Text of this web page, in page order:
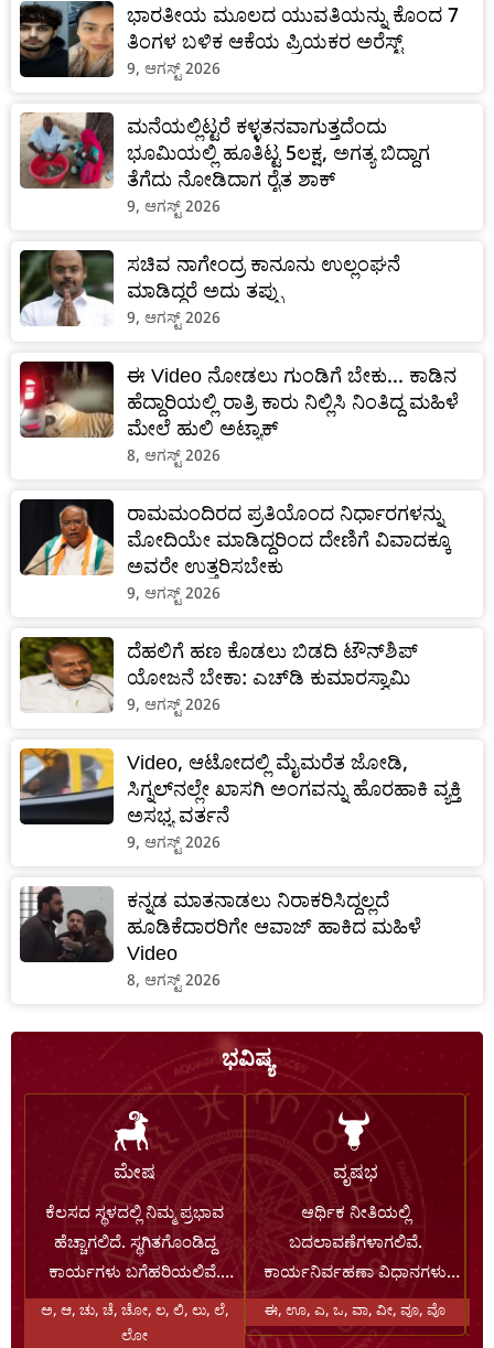
ಭಾರತೀಯ ಮೂಲದ ಯುವತಿಯನ್ನು ಕೊಂದ 7
ತಿಂಗಳ ಬಳಿಕ ಆಕೆಯ ಪ್ರಿಯಕರ ಅರೆಸ್ಟ್‌
9, ಆಗಸ್ಟ್ 2026
ಮನೆಯಲ್ಲಿಟ್ಟರೆ ಕಳ್ಳತನವಾಗುತ್ತದೆಂದು
ಭೂಮಿಯಲ್ಲಿ ಹೂತಿಟ್ಟ 5ಲಕ್ಷ, ಅಗತ್ಯ ಬಿದ್ದಾಗ
ತೆಗೆದು ನೋಡಿದಾಗ ರೈತ ಶಾಕ್
9, ಆಗಸ್ಟ್ 2026
ಸಚಿವ ನಾಗೇಂದ್ರ ಕಾನೂನು ಉಲ್ಲಂಘನೆ
ಮಾಡಿದ್ದರೆ ಅದು ತಪ್ಪು
9, ಆಗಸ್ಟ್ 2026
ಈ Video ನೋಡಲು ಗುಂಡಿಗೆ ಬೇಕು... ಕಾಡಿನ
ಹೆದ್ದಾರಿಯಲ್ಲಿ ರಾತ್ರಿ ಕಾರು ನಿಲ್ಲಿಸಿ ನಿಂತಿದ್ದ ಮಹಿಳೆ
ಮೇಲೆ ಹುಲಿ ಅಟ್ಯಾಕ್
8, ಆಗಸ್ಟ್ 2026
ರಾಮಮಂದಿರದ ಪ್ರತಿಯೊಂದ ನಿರ್ಧಾರಗಳನ್ನು
ಮೋದಿಯೇ ಮಾಡಿದ್ದರಿಂದ ದೇಣಿಗೆ ವಿವಾದಕ್ಕೂ
ಅವರೇ ಉತ್ತರಿಸಬೇಕು
9, ಆಗಸ್ಟ್ 2026
ದೆಹಲಿಗೆ ಹಣ ಕೊಡಲು ಬಿಡದಿ ಟೌನ್‌ಶಿಪ್
ಯೋಜನೆ ಬೇಕಾ: ಎಚ್‌ಡಿ ಕುಮಾರಸ್ವಾಮಿ
9, ಆಗಸ್ಟ್ 2026
Video, ಆಟೋದಲ್ಲಿ ಮೈಮರೆತ ಜೋಡಿ,
ಸಿಗ್ನಲ್‌ನಲ್ಲೇ ಖಾಸಗಿ ಅಂಗವನ್ನು ಹೊರಹಾಕಿ ವ್ಯಕ್ತಿ
ಅಸಭ್ಯ ವರ್ತನೆ
9, ಆಗಸ್ಟ್ 2026
ಕನ್ನಡ ಮಾತನಾಡಲು ನಿರಾಕರಿಸಿದ್ದಲ್ಲದೆ
ಹೂಡಿಕೆದಾರರಿಗೇ ಆವಾಜ್ ಹಾಕಿದ ಮಹಿಳೆ
Video
8, ಆಗಸ್ಟ್ 2026
ಭವಿಷ್ಯ
ಮೇಷ
ಕೆಲಸದ ಸ್ಥಳದಲ್ಲಿ ನಿಮ್ಮ ಪ್ರಭಾವ
ಹೆಚ್ಚಾಗಲಿದೆ. ಸ್ಥಗಿತಗೊಂಡಿದ್ದ
ಕಾರ್ಯಗಳು ಬಗೆಹರಿಯಲಿವೆ.
ಹೂಡಿಕೆಗಳು ತೃಪ್ತಿದಾಯಕ
ಆದಾಯವನ್ನು ನೀಡಲಿವೆ. ಸಮಾಜ
ಅ, ಆ, ಚು, ಚೆ, ಚೋ, ಲ, ಲಿ, ಲು, ಲೆ,
ಲೋ
ವೃಷಭ
ಆರ್ಥಿಕ ನೀತಿಯಲ್ಲಿ
ಬದಲಾವಣೆಗಳಾಗಲಿವೆ.
ಕಾರ್ಯನಿರ್ವಹಣಾ ವಿಧಾನಗಳು
ಸುಧಾರಿಸಲಿವೆ. ತಕ್ಷಣದ ಲಾಭಗಳು
ದೊರೆಯುವ ಸಾಧ್ಯತೆ ಕಡಿಮೆ.
ಈ, ಊ, ಎ, ಒ, ವಾ, ವೀ, ವೂ, ವೊ